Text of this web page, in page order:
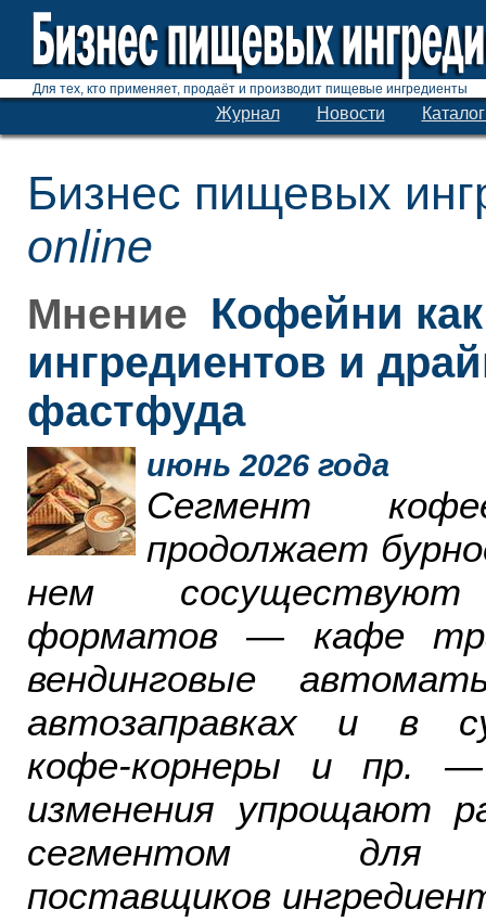
Для тех, кто применяет, продаёт и производит пищевые ингредиенты
Журнал Новости
Бизнес пищевых
online
Мнение Кофейни
ингредиентов и
фастфуда
июнь 2026 года
Сегмент
продолжает
нем
форматов — кафе
вендинговые
автозаправках и в
кофе-корнеры и пр.
изменения упрощают
сегментом для
поставщиков